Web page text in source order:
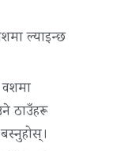
ल्याइन्छ
वशमा
ठाउँहरू